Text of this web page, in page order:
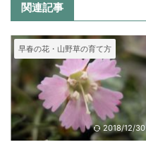
関連記事
早春の花・山野草の育て方
2018/12/30